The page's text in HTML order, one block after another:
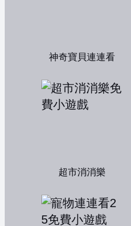
神奇寶貝連連看
超市消消樂